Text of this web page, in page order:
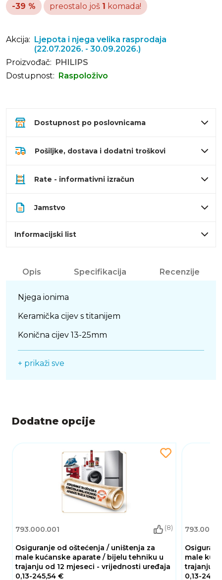
-39 % preostalo još 1 komada!
Akcija:
Ljepota i njega velika rasprodaja
(22.07.2026. - 30.09.2026.)
Proizvođač:
PHILIPS
Dostupnost:
Raspoloživo
Dostupnost po poslovnicama
Pošiljke, dostava i dodatni troškovi
Rate - informativni izračun
Jamstvo
Informacijski list
Opis Specifikacija Recenzije
Njega ionima
Keramička cijev s titanijem
Konična cijev 13-25mm
+ prikaži sve
Dodatne opcije
793.000.001 (8)
Osiguranje od oštećenja / uništenja za
male kućanske aparate / bijelu tehniku u
trajanju od 12 mjeseci - vrijednosti uređaja
0,13-245,54 €
male
trajanju
0,13-